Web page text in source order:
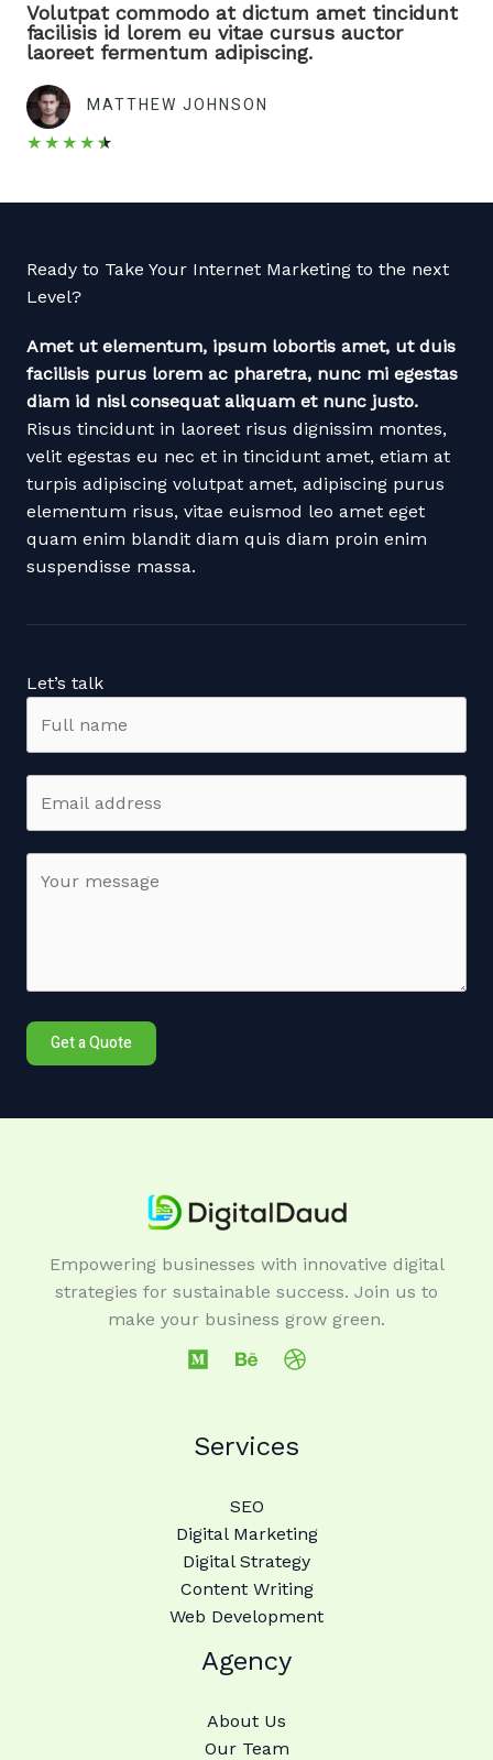
Volutpat commodo at dictum amet tincidunt
facilisis id lorem eu vitae cursus auctor
laoreet fermentum adipiscing.
MATTHEW JOHNSON
★ ★ ★ ★ ★
Ready to Take Your Internet Marketing to the next
Level?
Amet ut elementum, ipsum lobortis amet, ut duis
facilisis purus lorem ac pharetra, nunc mi egestas
diam id nisl consequat aliquam et nunc justo.
Risus tincidunt in laoreet risus dignissim montes,
velit egestas eu nec et in tincidunt amet, etiam at
turpis adipiscing volutpat amet, adipiscing purus
elementum risus, vitae euismod leo amet eget
quam enim blandit diam quis diam proin enim
suspendisse massa.
Let’s talk
Get a Quote
Empowering businesses with innovative digital
strategies for sustainable success. Join us to
make your business grow green.
Services
SEO
Digital Marketing
Digital Strategy
Content Writing
Web Development
Agency
About Us
Our Team